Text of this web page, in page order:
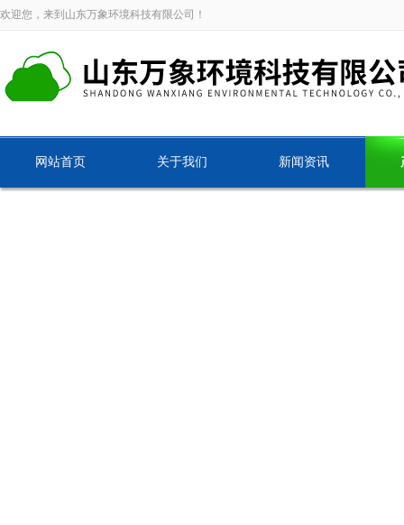
欢迎您，来到山东万象环境科技有限公司！
网站首页 关于我们 新闻资讯